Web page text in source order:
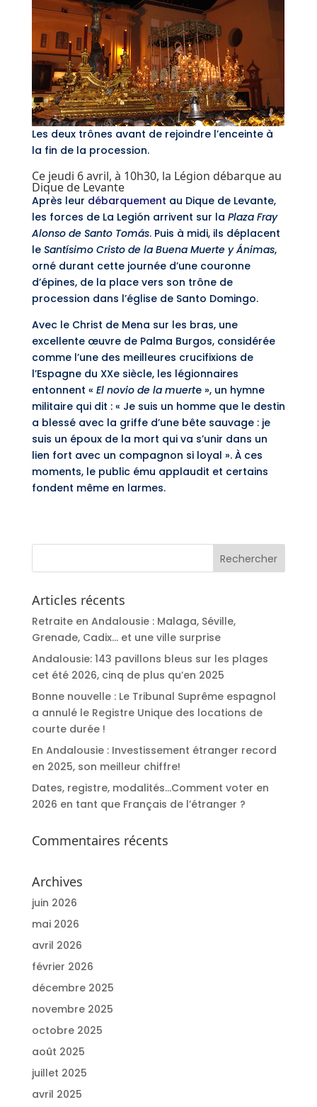
Les deux trônes avant de rejoindre l’enceinte à
la fin de la procession.
Ce jeudi 6 avril, à 10h30, la Légion débarque au
Dique de Levante
Après leur débarquement au Dique de Levante,
les forces de La Legión arrivent sur la Plaza Fray
Alonso de Santo Tomás. Puis à midi, ils déplacent
le Santísimo Cristo de la Buena Muerte y Ánimas,
orné durant cette journée d’une couronne
d’épines, de la place vers son trône de
procession dans l’église de Santo Domingo.
Avec le Christ de Mena sur les bras, une
excellente œuvre de Palma Burgos, considérée
comme l’une des meilleures crucifixions de
l’Espagne du XXe siècle, les légionnaires
entonnent « El novio de la muerte », un hymne
militaire qui dit : « Je suis un homme que le destin
a blessé avec la griffe d’une bête sauvage : je
suis un époux de la mort qui va s’unir dans un
lien fort avec un compagnon si loyal ». À ces
moments, le public ému applaudit et certains
fondent même en larmes.
Articles récents
Retraite en Andalousie : Malaga, Séville,
Grenade, Cadix… et une ville surprise
Andalousie: 143 pavillons bleus sur les plages
cet été 2026, cinq de plus qu’en 2025
Bonne nouvelle : Le Tribunal Suprême espagnol
a annulé le Registre Unique des locations de
courte durée !
En Andalousie : Investissement étranger record
en 2025, son meilleur chiffre!
Dates, registre, modalités…Comment voter en
2026 en tant que Français de l’étranger ?
Commentaires récents
Archives
juin 2026
mai 2026
avril 2026
février 2026
décembre 2025
novembre 2025
octobre 2025
août 2025
juillet 2025
avril 2025